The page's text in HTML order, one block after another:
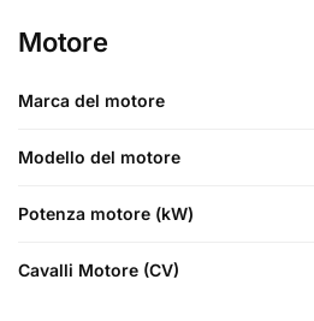
Motore
Marca del motore
Modello del motore
Potenza motore (kW)
Cavalli Motore (CV)